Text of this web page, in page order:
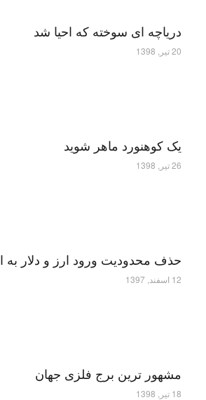
دریاچه ای سوخته که احیا شد
20 تیر, 1398
یک کوهنورد ماهر شوید
26 تیر, 1398
حذف محدودیت ورود ارز و دلار به
12 اسفند, 1397
مشهور ترین برج فلزی جهان
18 تیر, 1398